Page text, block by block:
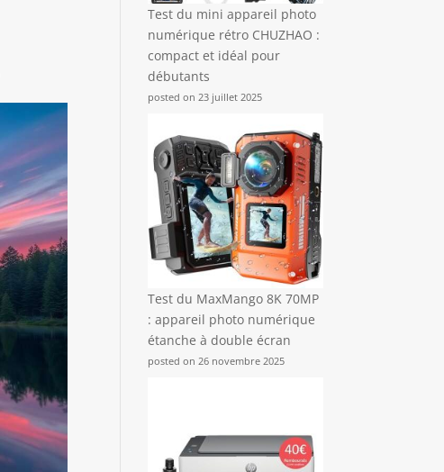
Test du mini appareil photo
numérique rétro CHUZHAO :
compact et idéal pour
débutants
posted on 23 juillet 2025
Test du MaxMango 8K 70MP
: appareil photo numérique
étanche à double écran
posted on 26 novembre 2025